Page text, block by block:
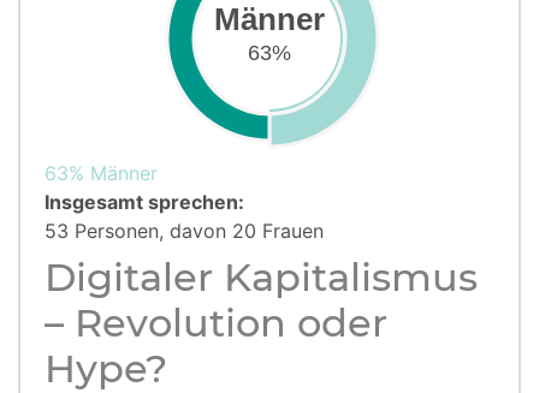
Männer
63%
63% Männer
Insgesamt sprechen:
53 Personen, davon 20 Frauen
Digitaler Kapitalismus
– Revolution oder
Hype?